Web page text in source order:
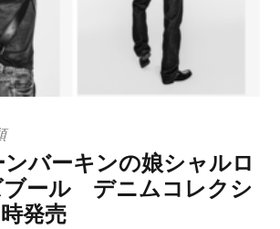
ンバーキンの娘シャルロ
ブール デニムコレクシ
発売